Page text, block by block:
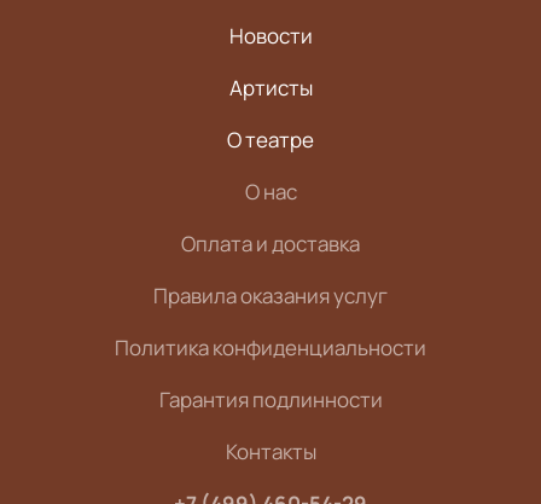
Новости
Артисты
О театре
О нас
Оплата и доставка
Правила оказания услуг
Политика конфиденциальности
Гарантия подлинности
Контакты